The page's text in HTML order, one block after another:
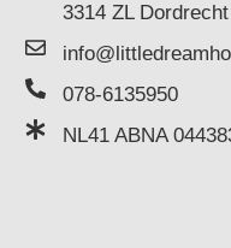
3314 ZL Dordrecht
078-6135950
NL41 ABNA